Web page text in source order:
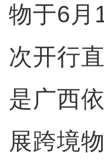
物于6月
次开行
是广西
展跨境